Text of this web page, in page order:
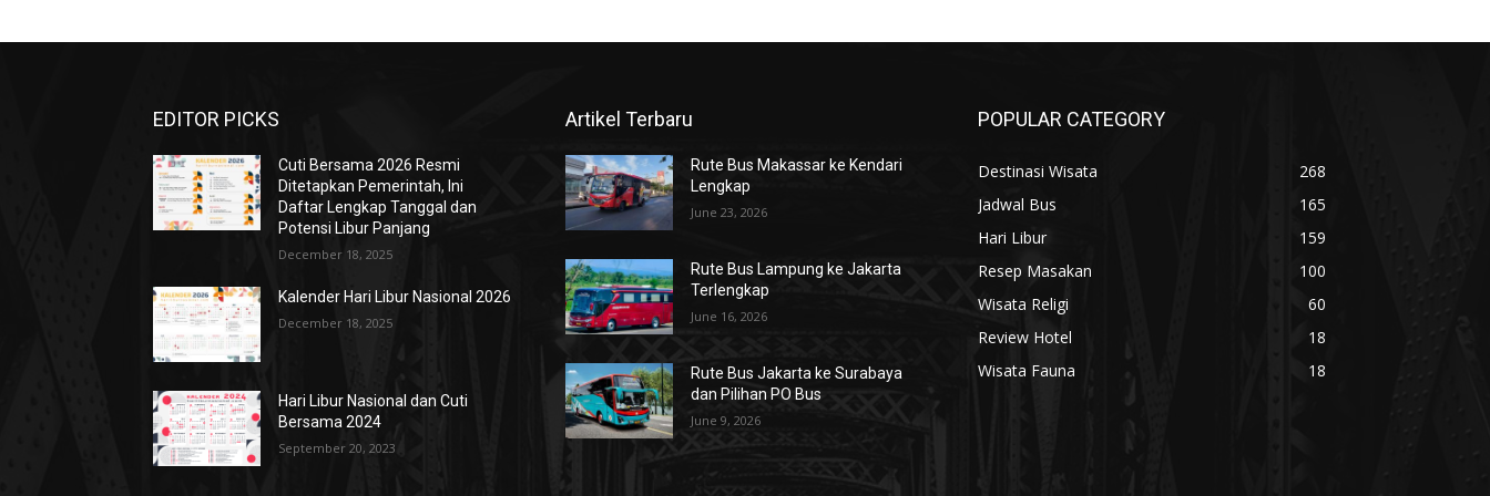
EDITOR PICKS
Cuti Bersama 2026 Resmi
Ditetapkan Pemerintah, Ini
Daftar Lengkap Tanggal dan
Potensi Libur Panjang
December 18, 2025
Kalender Hari Libur Nasional 2026
December 18, 2025
Hari Libur Nasional dan Cuti
Bersama 2024
September 20, 2023
Artikel Terbaru
Rute Bus Makassar ke Kendari
Lengkap
June 23, 2026
Rute Bus Lampung ke Jakarta
Terlengkap
June 16, 2026
Rute Bus Jakarta ke Surabaya
dan Pilihan PO Bus
June 9, 2026
POPULAR CATEGORY
Destinasi Wisata
268
Jadwal Bus
165
Hari Libur
159
Resep Masakan
100
Wisata Religi
60
Review Hotel
18
Wisata Fauna
18